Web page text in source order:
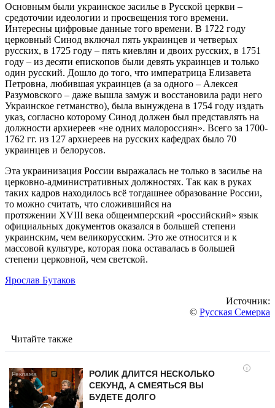
Основным были украинское засилье в Русской церкви –
средоточии идеологии и просвещения того времени.
Интересны цифровые данные того времени. В 1722 году
церковный Синод включал пять украинцев и четверых
русских, в 1725 году – пять киевлян и двоих русских, в 1751
году – из десяти епископов были девять украинцев и только
один русский. Дошло до того, что императрица Елизавета
Петровна, любившая украинцев (а за одного – Алексея
Разумовского – даже вышла замуж и восстановила ради него
Украинское гетманство), была вынуждена в 1754 году издать
указ, согласно которому Синод должен был представлять на
должности архиереев «не одних малороссиян». Всего за 1700-
1762 гг. из 127 архиереев на русских кафедрах было 70
украинцев и белорусов.
Эта украинизация России выражалась не только в засилье на
церковно-административных должностях. Так как в руках
таких кадров находилось всё тогдашнее образование России,
то можно считать, что сложившийся на
протяжении XVIII века общеимперский «российский» язык
официальных документов оказался в большей степени
украинским, чем великорусским. Это же относится и к
массовой культуре, которая пока оставалась в большей
степени церковной, чем светской.
Ярослав Бутаков
Источник:
© Русская Семерка
Читайте также
i
РОЛИК ДЛИТСЯ НЕСКОЛЬКО
СЕКУНД, А СМЕЯТЬСЯ ВЫ
БУДЕТЕ ДОЛГО